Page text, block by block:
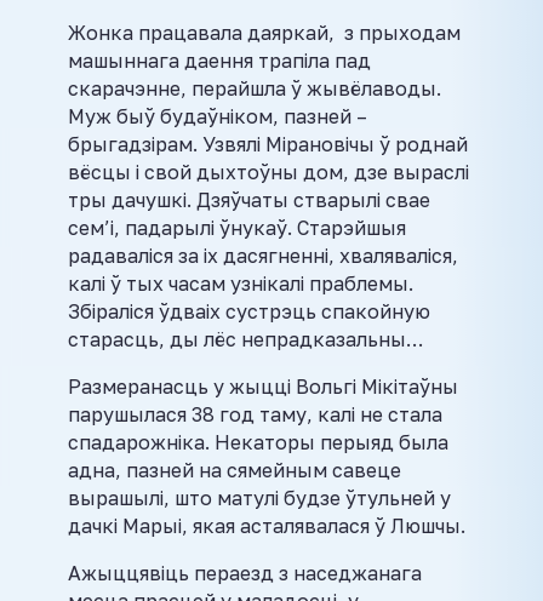
Жонка працавала даяркай, з прыходам
машыннага даення трапіла пад
скарачэнне, перайшла ў жывёлаводы.
Муж быў будаўніком, пазней –
брыгадзірам. Узвялі Мірановічы ў роднай
вёсцы і свой дыхтоўны дом, дзе выраслі
тры дачушкі. Дзяўчаты стварылі свае
сем’і, падарылі ўнукаў. Старэйшыя
радаваліся за іх дасягненні, хваляваліся,
калі ў тых часам узнікалі праблемы.
Збіраліся ўдваіх сустрэць спакойную
старасць, ды лёс непрадказальны…
Размеранасць у жыцці Вольгі Мікітаўны
парушылася 38 год таму, калі не стала
спадарожніка. Некаторы перыяд была
адна, пазней на сямейным савеце
вырашылі, што матулі будзе ўтульней у
дачкі Марыі, якая асталявалася ў Люшчы.
Ажыццявіць пераезд з наседжанага